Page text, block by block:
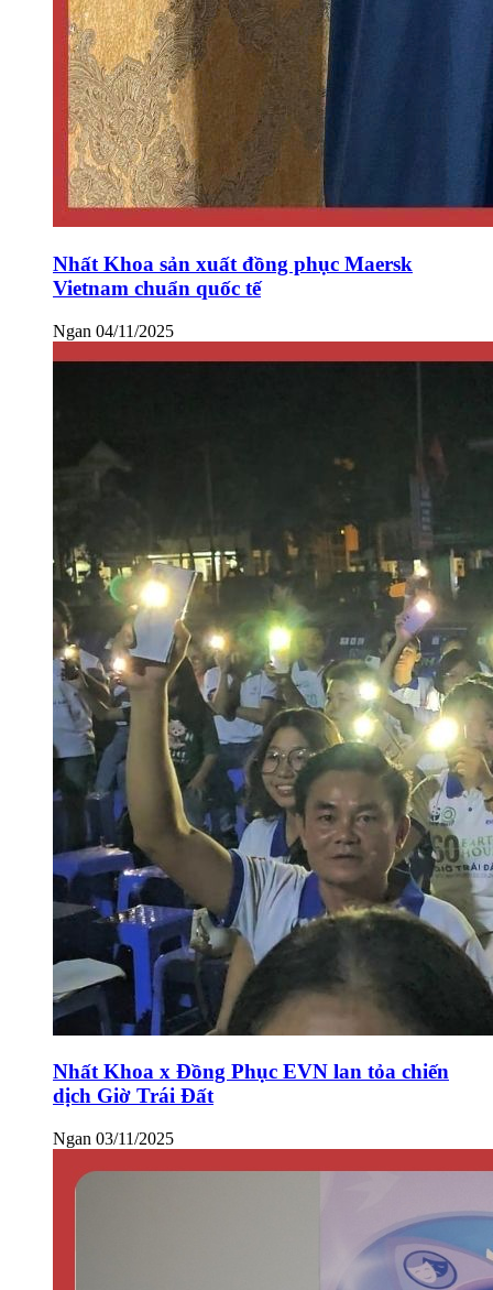
Nhất Khoa sản xuất đồng phục Maersk
Vietnam chuẩn quốc tế
Ngan 04/11/2025
Nhất Khoa x Đồng Phục EVN lan tỏa chiến
dịch Giờ Trái Đất
Ngan 03/11/2025